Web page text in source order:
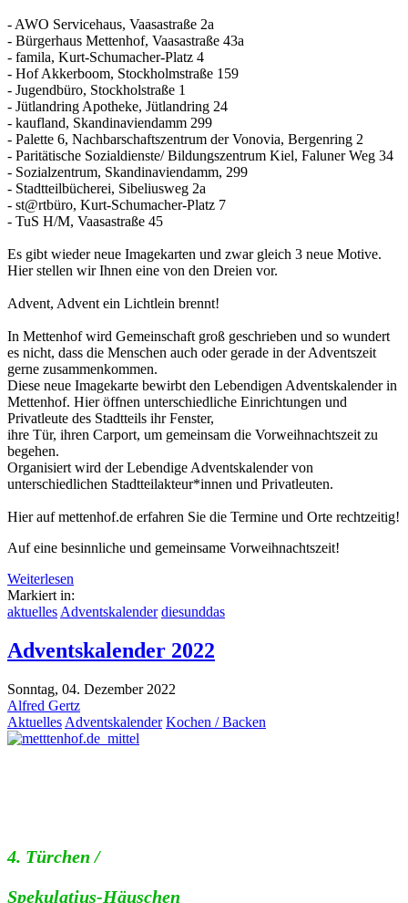
- AWO Servicehaus, Vaasastraße 2a
- Bürgerhaus Mettenhof, Vaasastraße 43a
- famila, Kurt-Schumacher-Platz 4
- Hof Akkerboom, Stockholmstraße 159
- Jugendbüro, Stockholstraße 1
- Jütlandring Apotheke, Jütlandring 24
- kaufland, Skandinaviendamm 299
- Palette 6, Nachbarschaftszentrum der Vonovia, Bergenring 2
- Paritätische Sozialdienste/ Bildungszentrum Kiel, Faluner Weg 34
- Sozialzentrum, Skandinaviendamm, 299
- Stadtteilbücherei, Sibeliusweg 2a
- st@rtbüro, Kurt-Schumacher-Platz 7
- TuS H/M, Vaasastraße 45
Es gibt wieder neue Imagekarten und zwar gleich 3 neue Motive.
Hier stellen wir Ihnen eine von den Dreien vor.
Advent, Advent ein Lichtlein brennt!
In Mettenhof wird Gemeinschaft groß geschrieben und so wundert
es nicht, dass die Menschen auch oder gerade in der Adventszeit
gerne zusammenkommen.
Diese neue Imagekarte bewirbt den Lebendigen Adventskalender in
Mettenhof. Hier öffnen unterschiedliche Einrichtungen und
Privatleute des Stadtteils ihr Fenster,
ihre Tür, ihren Carport, um gemeinsam die Vorweihnachtszeit zu
begehen.
Organisiert wird der Lebendige Adventskalender von
unterschiedlichen Stadtteilakteur*innen und Privatleuten.
Hier auf mettenhof.de erfahren Sie die Termine und Orte rechtzeitig!
Auf eine besinnliche und gemeinsame Vorweihnachtszeit!
Weiterlesen
Markiert in:
aktuelles Adventskalender diesunddas
Adventskalender 2022
Sonntag, 04. Dezember 2022
Alfred Gertz
Aktuelles Adventskalender Kochen / Backen
4. Türchen /
Spekulatius-Häuschen